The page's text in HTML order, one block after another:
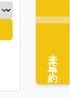
来店予約